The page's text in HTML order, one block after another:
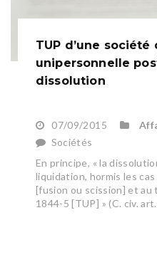
TUP d’une société
unipersonnelle
dissolution
07/09/2015
Sociétés
En principe, « la
liquidation, hormis les
[fusion ou scission] et au
1844-5 [TUP] » (C. civ.